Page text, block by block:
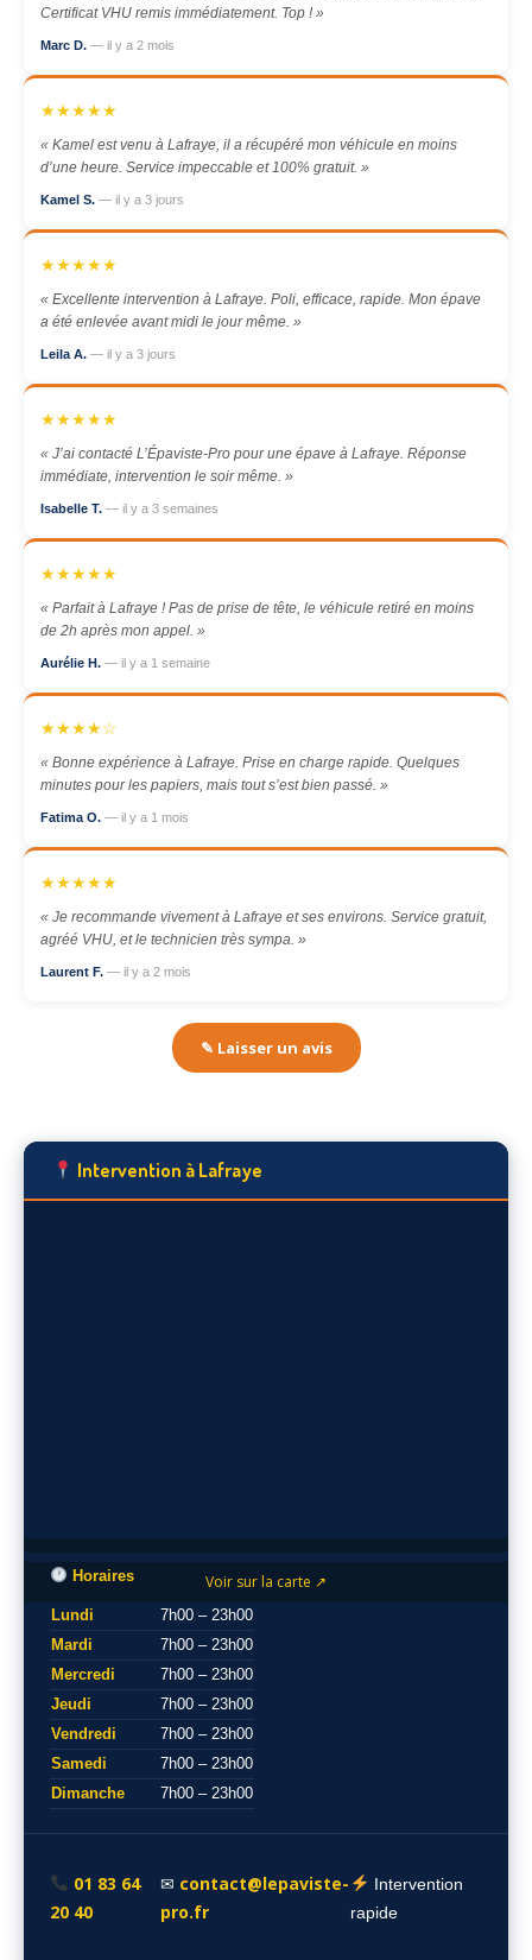
Certificat VHU remis immédiatement. Top ! »
Marc D. — il y a 2 mois
★★★★★
« Kamel est venu à Lafraye, il a récupéré mon véhicule en moins
d’une heure. Service impeccable et 100% gratuit. »
Kamel S. — il y a 3 jours
★★★★★
« Excellente intervention à Lafraye. Poli, efficace, rapide. Mon épave
a été enlevée avant midi le jour même. »
Leila A. — il y a 3 jours
★★★★★
« J’ai contacté L’Épaviste-Pro pour une épave à Lafraye. Réponse
immédiate, intervention le soir même. »
Isabelle T. — il y a 3 semaines
★★★★★
« Parfait à Lafraye ! Pas de prise de tête, le véhicule retiré en moins
de 2h après mon appel. »
Aurélie H. — il y a 1 semaine
★★★★☆
« Bonne expérience à Lafraye. Prise en charge rapide. Quelques
minutes pour les papiers, mais tout s’est bien passé. »
Fatima O. — il y a 1 mois
★★★★★
« Je recommande vivement à Lafraye et ses environs. Service gratuit,
agréé VHU, et le technicien très sympa. »
Laurent F. — il y a 2 mois
✎ Laisser un avis
Intervention à Lafraye
Voir sur la carte ↗
Horaires
Lundi
7h00 – 23h00
Mardi
7h00 – 23h00
Mercredi
7h00 – 23h00
Jeudi
7h00 – 23h00
Vendredi
7h00 – 23h00
Samedi
7h00 – 23h00
Dimanche
7h00 – 23h00
01 83 64
20 40
✉ contact@lepaviste-
pro.fr
Intervention
rapide